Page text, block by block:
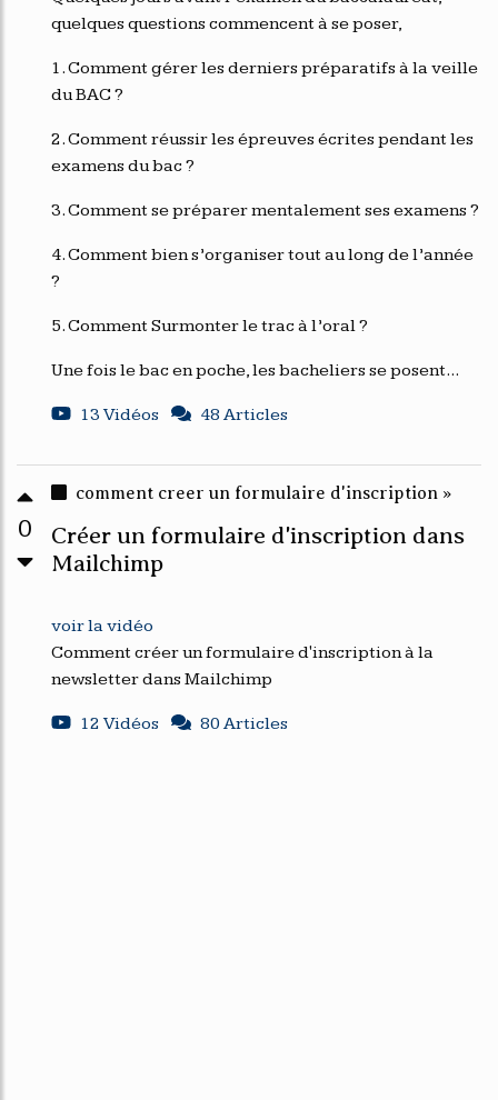
quelques questions commencent à se poser,
1. Comment gérer les derniers préparatifs à la veille
du BAC ?
2. Comment réussir les épreuves écrites pendant les
examens du bac ?
3. Comment se préparer mentalement ses examens ?
4. Comment bien s’organiser tout au long de l’année
?
5. Comment Surmonter le trac à l’oral ?
Une fois le bac en poche, les bacheliers se posent...
13 Vidéos 48 Articles
0
comment creer un formulaire d'inscription »
Créer un formulaire d'inscription dans
Mailchimp
voir la vidéo
Comment créer un formulaire d'inscription à la
newsletter dans Mailchimp
12 Vidéos 80 Articles